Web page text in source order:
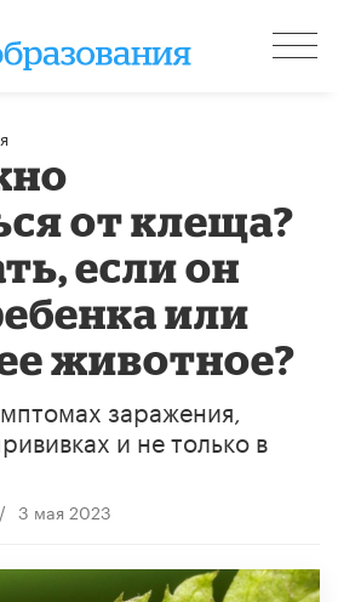
от клеща?
если он
или
животное?
заражения,
и не только в
/ 3 мая 2023